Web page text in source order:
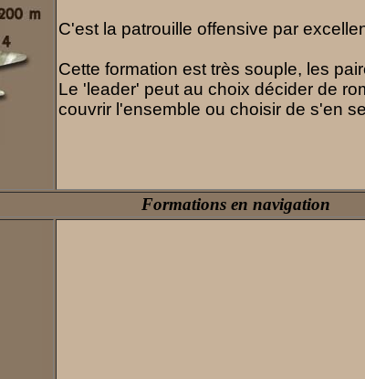
C'est la patrouille offensive par
Cette formation est très souple, les
Le 'leader' peut au choix décider de
couvrir l'ensemble ou choisir de s'en
Formations en navigation